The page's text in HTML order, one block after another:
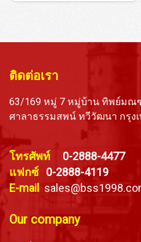
ติดต่อเรา
63/169 หมู่ 7 หมู่บ้าน ทิพย์มณ
ศาลาธรรมสพน์ ทวีวัฒนา กรุง
โทรศัพท์ 0-2888-4477
แฟกซ์ 0-2888-4119
E-mail
Our company